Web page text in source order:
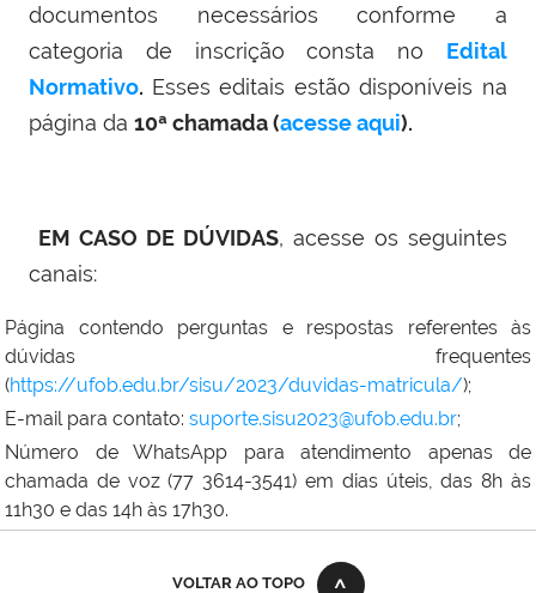
documentos necessários conforme a
categoria de inscrição consta no Edital
Normativo. Esses editais estão disponíveis na
página da 10ª chamada (acesse aqui).
EM CASO DE DÚVIDAS, acesse os seguintes
canais:
Página contendo perguntas e respostas referentes às
dúvidas frequentes
(https://ufob.edu.br/sisu/2023/duvidas-matricula/);
E-mail para contato: suporte.sisu2023@ufob.edu.br;
Número de WhatsApp para atendimento apenas de
chamada de voz (77 3614-3541) em dias úteis, das 8h às
11h30 e das 14h às 17h30.
VOLTAR AO TOPO